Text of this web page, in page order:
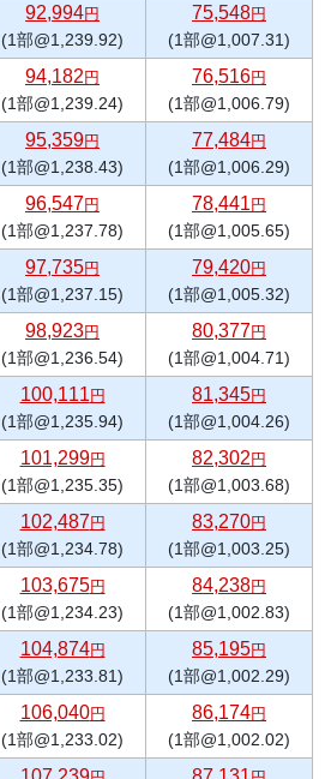
92,994円
(1部@1,239.92)
75,548円
(1部@1,007.31)
94,182 円
(1部@1,239.24)
76,516円
(1部@1,006.79)
95,359円
(1部@1,238.43)
77,484円
(1部@1,006.29)
96,547円
(1部@1,237.78)
78,441 円
(1部@1,005.65)
97,735円
(1部@1,237.15)
79,420円
(1部@1,005.32)
98,923円
(1部@1,236.54)
80,377円
(1部@1,004.71)
100,111 円
(1部@1,235.94)
81,345円
(1部@1,004.26)
101,299円
(1部@1,235.35)
82,302 円
(1部@1,003.68)
102,487円
(1部@1,234.78)
83,270円
(1部@1,003.25)
103,675円
(1部@1,234.23)
84,238円
(1部@1,002.83)
104,874円
(1部@1,233.81)
85,195円
(1部@1,002.29)
106,040円
(1部@1,233.02)
86,174円
(1部@1,002.02)